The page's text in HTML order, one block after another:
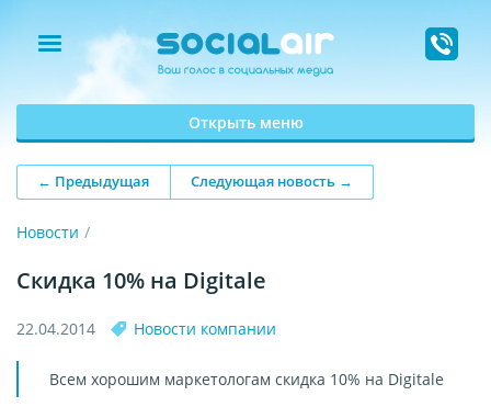
Открыть меню
← Предыдущая Следующая новость →
Новости
Скидка 10% на Digitale
22.04.2014 Новости компании
Всем хорошим маркетологам скидка 10% на Digitale